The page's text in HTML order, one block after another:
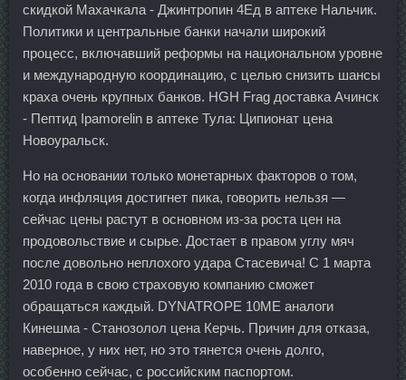
скидкой Махачкала - Джинтропин 4Ед в аптеке Нальчик.
Политики и центральные банки начали широкий
процесс, включавший реформы на национальном уровне
и международную координацию, с целью снизить шансы
краха очень крупных банков. HGH Frag доставка Ачинск
- Пептид Ipamorelin в аптеке Тула: Ципионат цена
Новоуральск.
Но на основании только монетарных факторов о том,
когда инфляция достигнет пика, говорить нельзя —
сейчас цены растут в основном из-за роста цен на
продовольствие и сырье. Достает в правом углу мяч
после довольно неплохого удара Стасевича! С 1 марта
2010 года в свою страховую компанию сможет
обращаться каждый. DYNATROPE 10ME аналоги
Кинешма - Станозолол цена Керчь. Причин для отказа,
наверное, у них нет, но это тянется очень долго,
особенно сейчас, с российским паспортом.